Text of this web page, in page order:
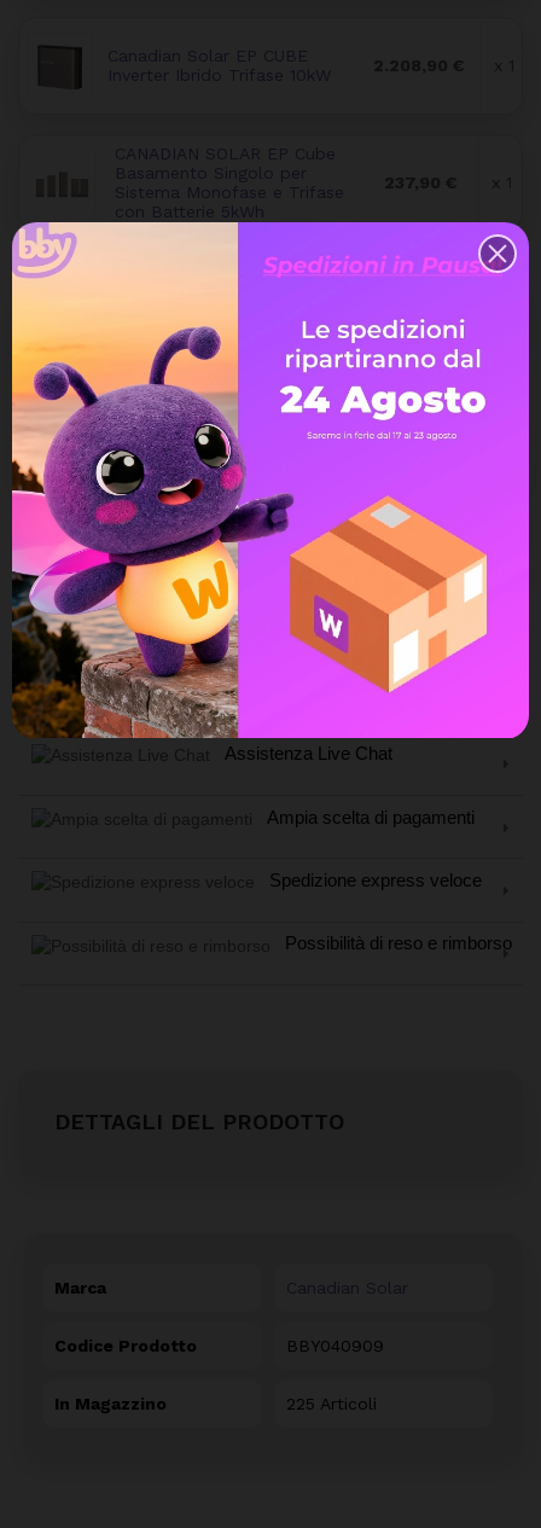
Canadian Solar EP CUBE
Inverter Ibrido Trifase 10kW
CANADIAN SOLAR EP Cube
Basamento Singolo per
Sistema Monofase e Trifase
con Batterie 5kWh
Quantità
Aggiungi Al Carrello
Spedizione gratuita a partire da 99€
Assistenza Live Chat
Ampia scelta di pagamenti
Spedizione express veloce
Possibilità di reso e rimborso
DETTAGLI DEL PRODOTTO
Marca Canadian Solar
Codice Prodotto BBY040909
In Magazzino 225 Articoli